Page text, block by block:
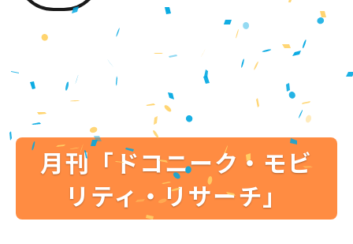
月刊「ドコニーク・モビ
リティ・リサーチ」